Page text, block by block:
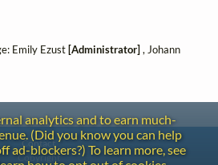
Emily Ezust [Administrator] , Johann
analytics and to earn much-
(Did you know you can help
ad-blockers?) To learn more, see
Contact
Copyright